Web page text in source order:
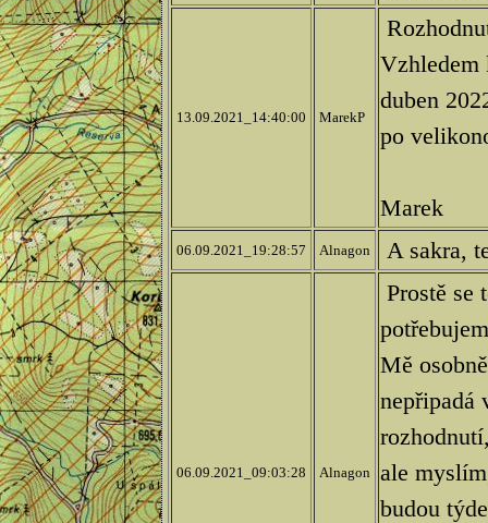
13.09.2021_14:40:00 MarekP
Vzhledem
duben
po
Marek
06.09.2021_19:28:57 Alnagon A sakra,
06.09.2021_09:03:28 Alnagon
Prostě se
Mě
nepřipadá
ale
budou